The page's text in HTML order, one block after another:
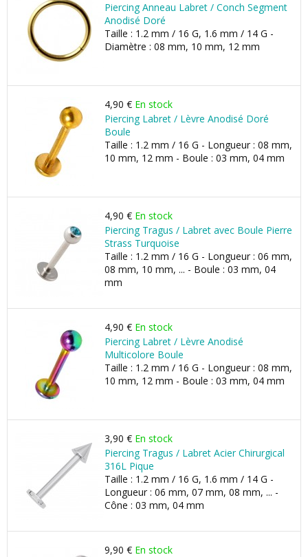
Piercing Anneau Labret / Conch Segment
Anodisé Doré
Taille : 1.2 mm / 16 G, 1.6 mm / 14 G -
Diamètre : 08 mm, 10 mm, 12 mm
4,90 € En stock
Piercing Labret / Lèvre Anodisé Doré
Boule
Taille : 1.2 mm / 16 G - Longueur : 08 mm,
10 mm, 12 mm - Boule : 03 mm, 04 mm
4,90 € En stock
Piercing Tragus / Labret avec Boule Pierre
Strass Turquoise
Taille : 1.2 mm / 16 G - Longueur : 06 mm,
08 mm, 10 mm, ... - Boule : 03 mm, 04
mm
4,90 € En stock
Piercing Labret / Lèvre Anodisé
Multicolore Boule
Taille : 1.2 mm / 16 G - Longueur : 08 mm,
10 mm, 12 mm - Boule : 03 mm, 04 mm
3,90 € En stock
Piercing Tragus / Labret Acier Chirurgical
316L Pique
Taille : 1.2 mm / 16 G, 1.6 mm / 14 G -
Longueur : 06 mm, 07 mm, 08 mm, ... -
Cône : 03 mm, 04 mm
9,90 € En stock